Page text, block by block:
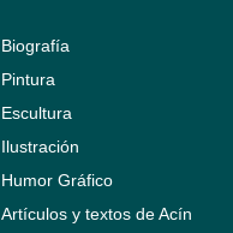
Biografía
Pintura
Escultura
Ilustración
Humor Gráfico
Artículos y textos de Acín